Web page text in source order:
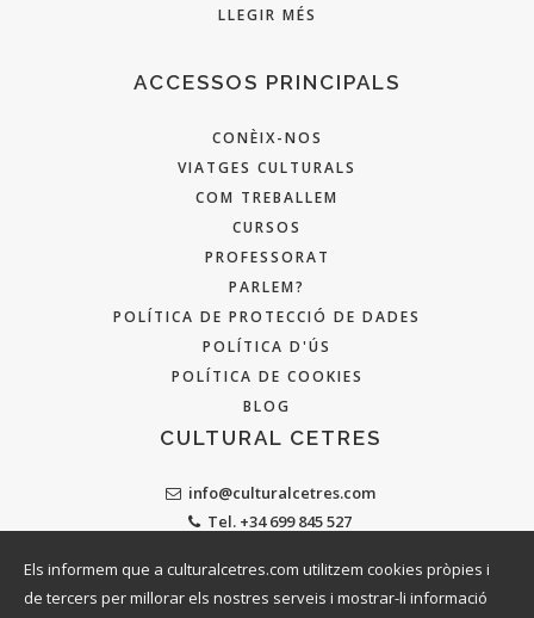
LLEGIR MÉS
ACCESSOS PRINCIPALS
CONÈIX-NOS
VIATGES CULTURALS
COM TREBALLEM
CURSOS
PROFESSORAT
PARLEM?
POLÍTICA DE PROTECCIÓ DE DADES
POLÍTICA D'ÚS
POLÍTICA DE COOKIES
BLOG
CULTURAL CETRES
info@culturalcetres.com
Tel. +34 699 845 527
Els informem que a culturalcetres.com utilitzem cookies pròpies i
de tercers per millorar els nostres serveis i mostrar-li informació